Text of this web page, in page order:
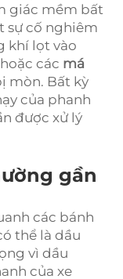
giác mềm bất
sự cố nghiêm
khí lọt vào
các má
mòn. Bất kỳ
của phanh
được xử lý
gần
các bánh
thể là dầu
vì dầu
của xe